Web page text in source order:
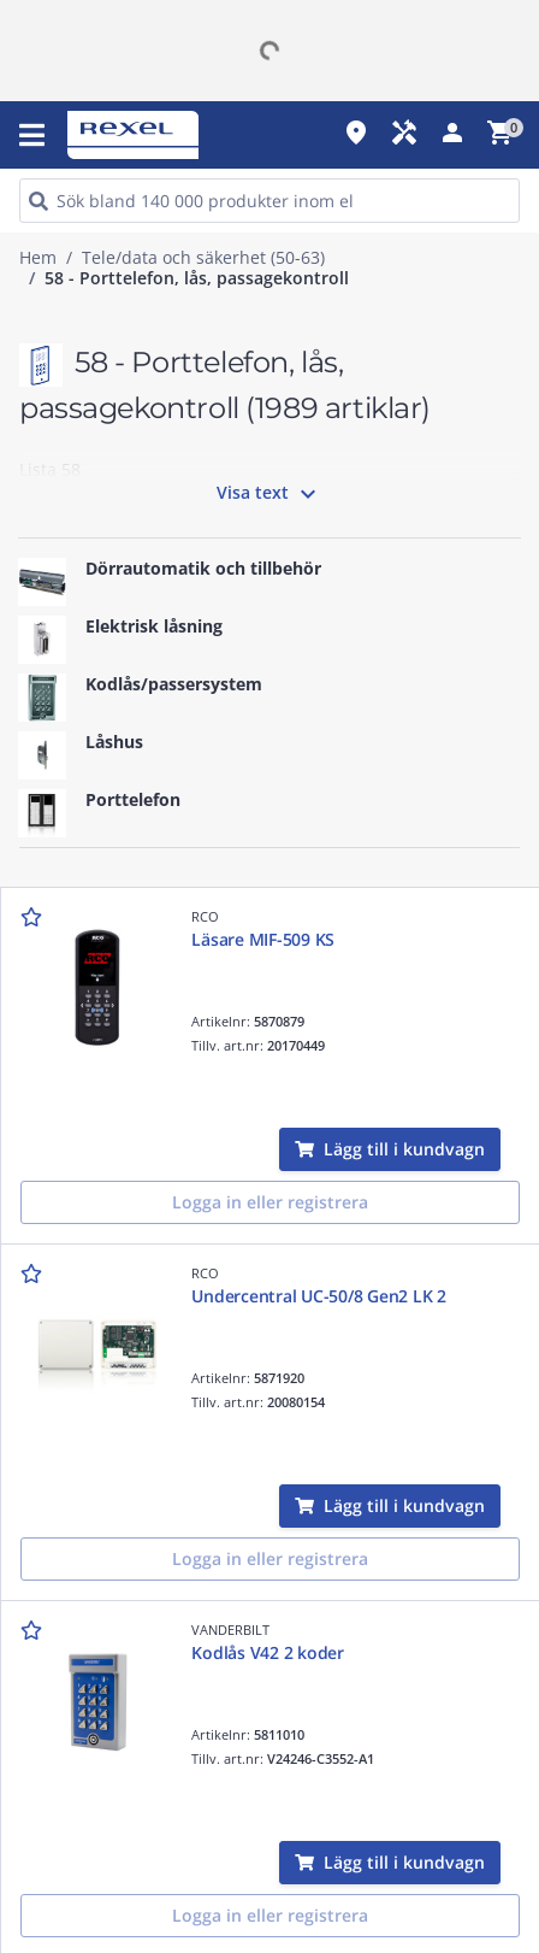
place handyman person shopping_cart0
Hem
Tele/data och säkerhet (50-63)
58 - Porttelefon, lås, passagekontroll
58 - Porttelefon, lås,
passagekontroll (1989 artiklar)
Lista 58
Visa text 
Dörrautomatik och tillbehör
Elektrisk låsning
Kodlås/passersystem
Låshus
Porttelefon
RCO
Läsare MIF-509 KS
Artikelnr:5870879
Tillv. art.nr:20170449
Lägg till i kundvagn
Logga in eller registrera
RCO
Undercentral UC-50/8 Gen2 LK 2
Artikelnr:5871920
Tillv. art.nr:20080154
Lägg till i kundvagn
Logga in eller registrera
VANDERBILT
Kodlås V42 2 koder
Artikelnr:5811010
Tillv. art.nr:V24246-C3552-A1
Lägg till i kundvagn
Logga in eller registrera